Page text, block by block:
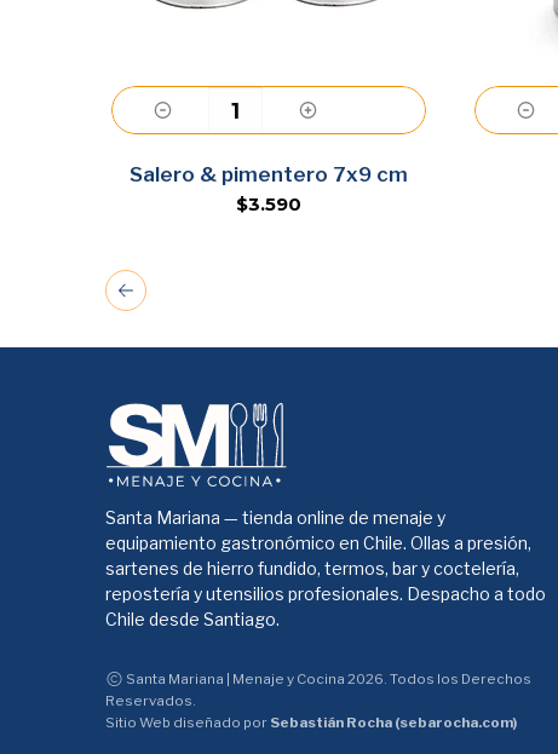
Agregar
Salero & pimentero 7x9 cm
$3.590
Santa Mariana — tienda online de menaje y
equipamiento gastronómico en Chile. Ollas a presión,
sartenes de hierro fundido, termos, bar y coctelería,
repostería y utensilios profesionales. Despacho a todo
Chile desde Santiago.
Santa Mariana | Menaje y Cocina 2026. Todos los Derechos
Reservados.
Sitio Web diseñado por Sebastián Rocha (sebarocha.com)